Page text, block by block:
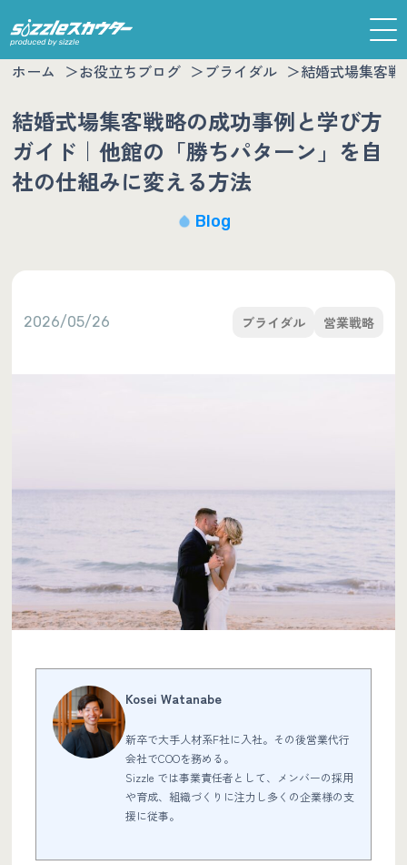
ホーム お役立ちブログ ブライダル 結婚式場集客
結婚式場集客戦略の成功事例と学び方
ガイド｜他館の「勝ちパターン」を自
社の仕組みに変える方法
Blog
2026/05/26 ブライダル 営業戦略
Kosei Watanabe
新卒で大手人材系F社に入社。その後営業代行
会社でCOOを務める。
Sizzle では事業責任者として、メンバーの採用
や育成、組織づくりに注力し多くの企業様の支
援に従事。